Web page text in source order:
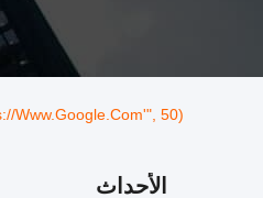
www.google.com'", 50);
الأحداث